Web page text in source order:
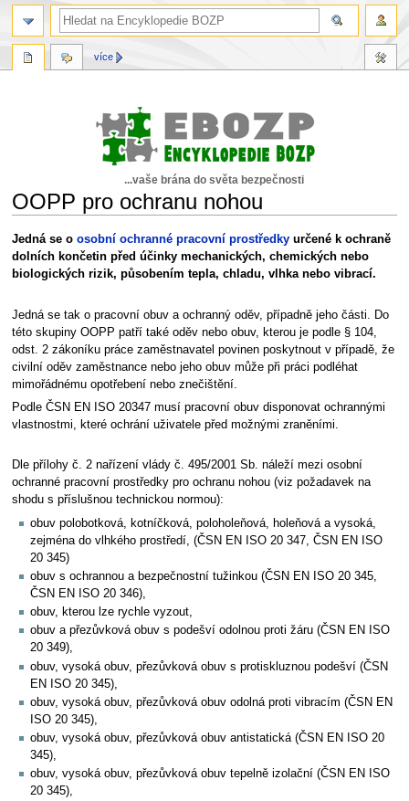
...vaše brána do světa bezpečnosti
OOPP pro ochranu nohou
Skočit
na
navigaci
Skočit
na
vyhledávání
Jedná se o osobní ochranné pracovní prostředkyurčené k ochraně
dolních končetin před účinky mechanických, chemických nebo
biologických rizik, působením tepla, chladu, vlhka nebo vibrací.
Jedná se tak o pracovní obuv a ochranný oděv, případně jeho části. Do
této skupiny OOPP patří také oděv nebo obuv, kterou je podle § 104,
odst. 2 zákoníku práce zaměstnavatel povinen poskytnout v případě, že
civilní oděv zaměstnance nebo jeho obuv může při práci podléhat
mimořádnému opotřebení nebo znečištění.
Podle ČSN EN ISO 20347 musí pracovní obuv disponovat ochrannými
vlastnostmi, které ochrání uživatele před možnými zraněními.
Dle přílohy č. 2 nařízení vlády č. 495/2001 Sb. náleží mezi osobní
ochranné pracovní prostředky pro ochranu nohou (viz požadavek na
shodu s příslušnou technickou normou):
obuv polobotková, kotníčková, poloholeňová, holeňová a vysoká,
zejména do vlhkého prostředí, (ČSN EN ISO 20 347, ČSN EN ISO
20 345)
obuv s ochrannou a bezpečnostní tužinkou (ČSN EN ISO 20 345,
ČSN EN ISO 20 346),
obuv, kterou lze rychle vyzout,
obuv a přezůvková obuv s podešví odolnou proti žáru (ČSN EN ISO
20 349),
obuv, vysoká obuv, přezůvková obuv s protiskluznou podešví (ČSN
EN ISO 20 345),
obuv, vysoká obuv, přezůvková obuv odolná proti vibracím (ČSN EN
ISO 20 345),
obuv, vysoká obuv, přezůvková obuv antistatická (ČSN EN ISO 20
345),
obuv, vysoká obuv, přezůvková obuv tepelně izolační (ČSN EN ISO
20 345),
více